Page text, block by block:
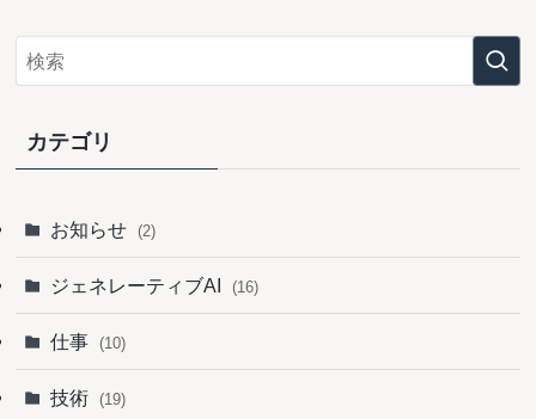
イ
ブ
カテゴリ
お知らせ (2)
ジェネレーティブAI (16)
仕事 (10)
技術 (19)